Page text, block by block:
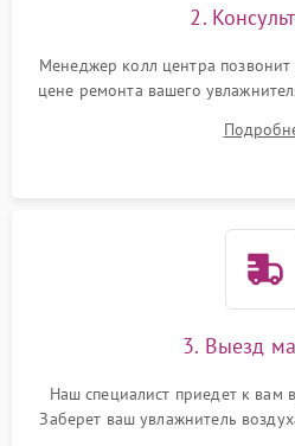
2.
Менеджер колл центра позвонит
цене ремонта вашего
3. Выезд
Наш специалист приедет к вам
Заберет ваш увлажнитель